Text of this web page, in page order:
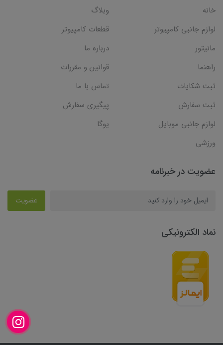
خانه
وبلاگ
لوازم جانبی کامپیوتر
قطعات کامپیوتر
مانیتور
درباره ما
راهنما
قوانین و مقررات
ثبت شکایات
تماس با ما
ثبت سفارش
پیگیری سفارش
لوازم جانبی موبایل
یوگا
ورزشی
عضویت در خبرنامه
عضویت
نماد الکترونیکی